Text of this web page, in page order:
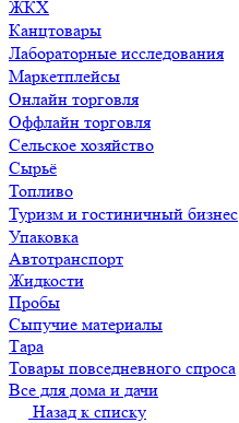
ЖКХ
Канцтовары
Лабораторные исследования
Маркетплейсы
Онлайн торговля
Оффлайн торговля
Сельское хозяйство
Сырьё
Топливо
Туризм и гостиничный бизнес
Упаковка
Автотранспорт
Жидкости
Пробы
Сыпучие материалы
Тара
Товары повседневного спроса
Все для дома и дачи
Назад к списку